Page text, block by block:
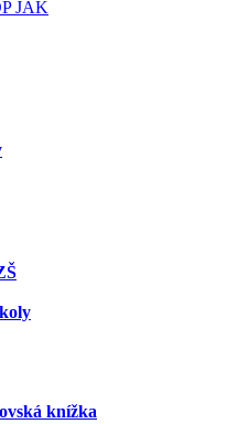
JAK
knížka